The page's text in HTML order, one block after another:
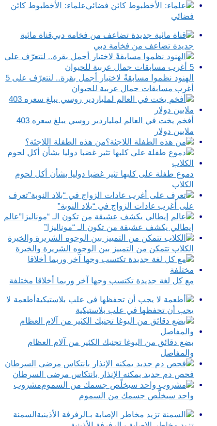
علماء: الأخطبوط كائن
فضائي
قناة مائية
جديدة تضاعف من فخامة دبي
الهنود نظموا مسابقةً لاختيار أجمل بقرة.. لنتعرّف على 5
أغرب مسابقات جمال عربية للحيوان
أفخم يخت في العالم لملياردير روسي يبلغ سعره 403
ملايين دولار
من هذه الطفلة اللاجئة؟
دموع طفلة على كلبها تثير غضبا دوليا بشأن أكل لحوم
الكلاب
تعرف
على أغرب عادات الزواج في “بلاد النوبة”
عالم
إيطالي يكشف عشيقة من تكون الـ “موناليزا”
الكلاب تتمكن من التمييز بين الوجوه الشريرة والخيرة
مع كل لغة جديدة تكتسب وجها آخر وربما أخلاقا مختلفة
أطعمة لا
يجب أن تحفظها في علب بلاستيكية
بضع دقائق من اليوغا تجنبك الكثير من آلام العظام
والمفاصل
فحص دم جديد يمكنه الإنذار بانتكاس مرضى السرطان
مشروب
واحد سيخلّص جسمك من السموم
السمنة